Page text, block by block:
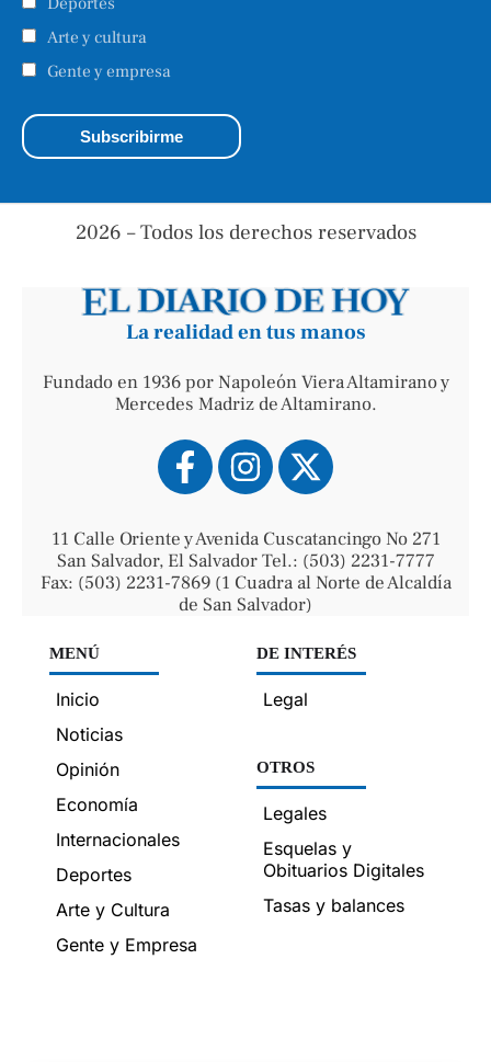
Arte y cultura
Gente y empresa
2026 – Todos los derechos reservados
La realidad en tus manos
Fundado en 1936 por Napoleón Viera Altamirano y
Mercedes Madriz de Altamirano.
11 Calle Oriente y Avenida Cuscatancingo No 271
San Salvador, El Salvador Tel.: (503) 2231-7777
Fax: (503) 2231-7869 (1 Cuadra al Norte de Alcaldía
de San Salvador)
MENÚ
Inicio
Noticias
Opinión
Economía
Internacionales
Deportes
Arte y Cultura
Gente y Empresa
DE INTERÉS
Legal
OTROS
Legales
Esquelas y
Obituarios Digitales
Tasas y balances